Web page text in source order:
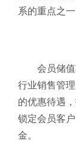
系的重点之一
会员储
行业销售管
的优惠待遇
锁定会员客
金。